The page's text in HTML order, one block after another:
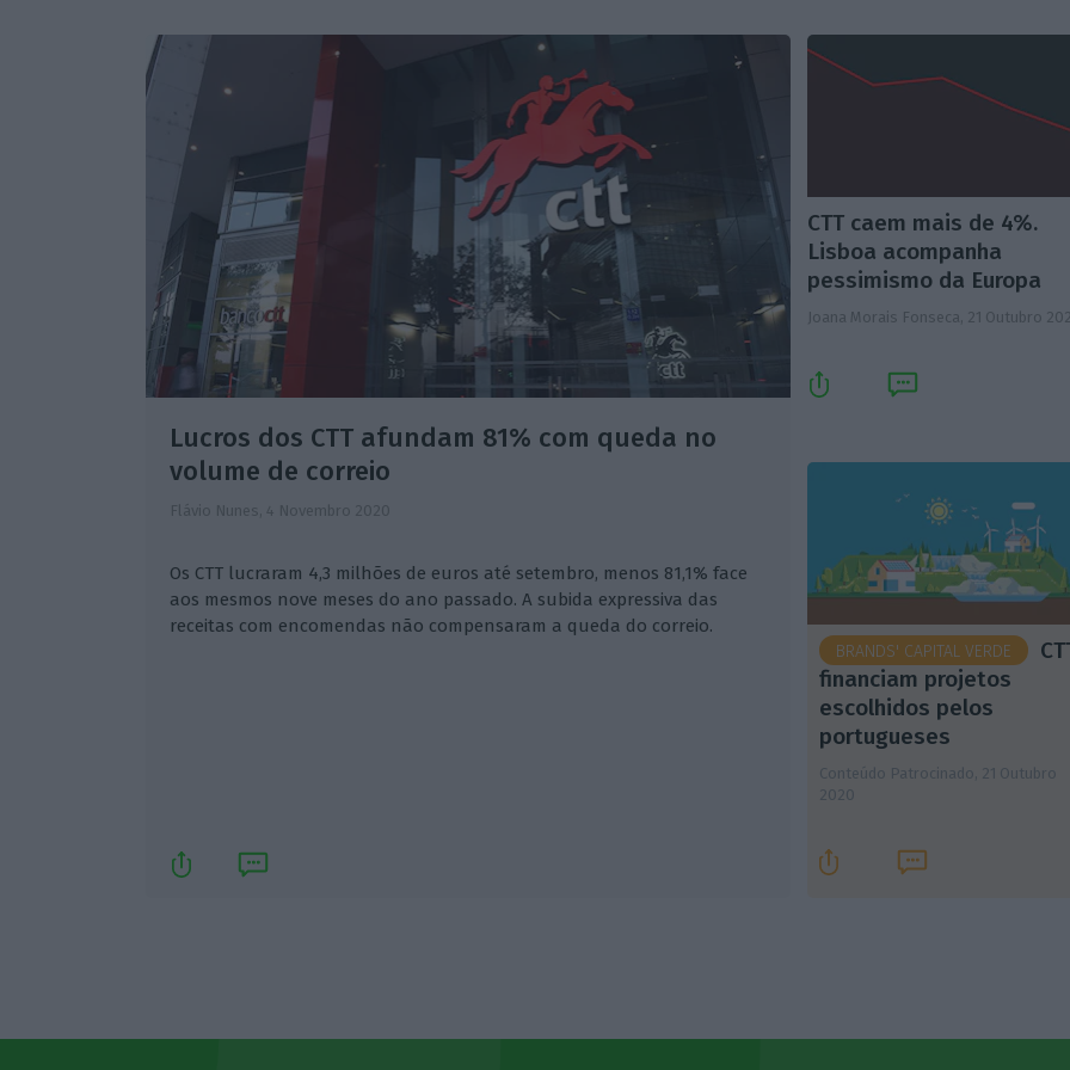
Lucros dos CTT afundam 81% com queda no
volume de correio
Flávio Nunes, 4 Novembro 2020
Os CTT lucraram 4,3 milhões de euros até setembro, menos 81,1% face
aos mesmos nove meses do ano passado. A subida expressiva das
receitas com encomendas não compensaram a queda do correio.
CTT caem mais de 4%.
Lisboa acompanha
pessimismo da Europa
Joana Morais Fonseca, 21 Outubro
BRANDS' CAPITAL VERDE
financiam projetos
escolhidos pelos
portugueses
Conteúdo Patrocinado, 21 Outubro
2020